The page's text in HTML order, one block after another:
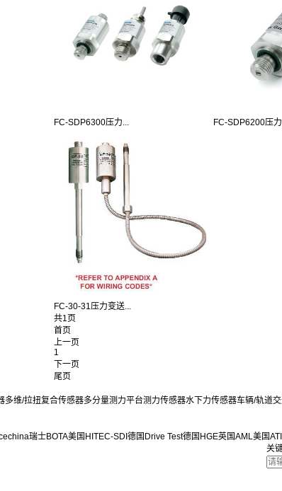
FC-SDP6300压力... FC-SDP6200压
FC-30-31压力变送...
共1页
首页
上一页
1
下一页
尾页
多维/拉扭复合传感器多分量测力平台测力传感器水下力传感器车辆/轨道
瑞士BOTA美国HITEC-SDI 德国Drive Test德国HGE英国AML美国ATI
关